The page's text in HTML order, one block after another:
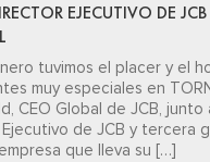
EJECUTIVO DE
tuvimos el placer y el
muy especiales en
CEO Global de JCB, junto
de JCB y tercera
que lleva su […]